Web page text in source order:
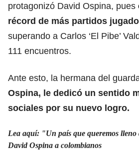
protagonizó David Ospina, pues
récord de más partidos
superando a Carlos ‘El Pibe’
111 encuentros.
Ante esto, la hermana del
Ospina, le dedicó un sentido
sociales por su nuevo logro.
Lea aquí: "Un país que queremos lleno
David Ospina a colombianos